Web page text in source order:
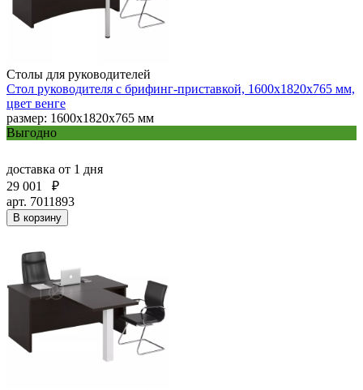
Столы для руководителей
Стол руководителя с брифинг-приставкой, 1600х1820х765 мм,
цвет венге
размер: 1600х1820х765 мм
Выгодно
доставка от 1 дня
29 001
₽
арт. 7011893
В корзину